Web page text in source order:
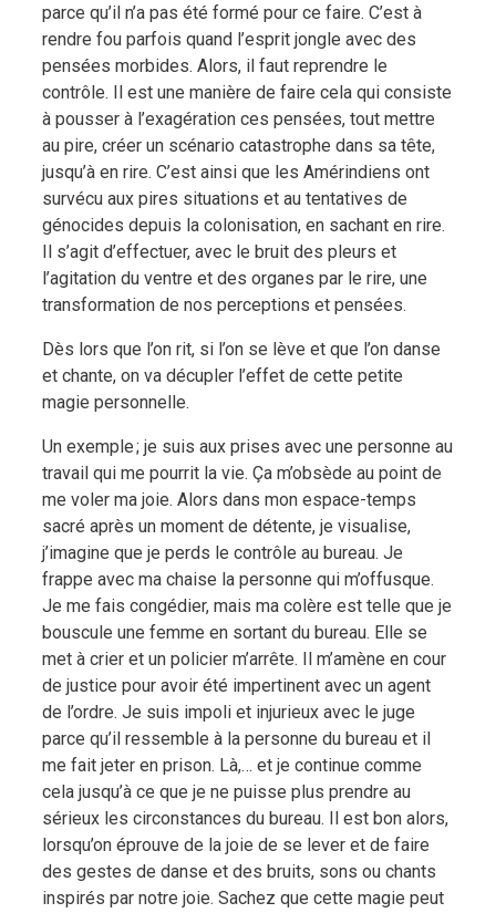
parce qu’il n’a pas été formé pour ce faire. C’est à
rendre fou parfois quand l’esprit jongle avec des
pensées morbides. Alors, il faut reprendre le
contrôle. Il est une manière de faire cela qui consiste
à pousser à l’exagération ces pensées, tout mettre
au pire, créer un scénario catastrophe dans sa tête,
jusqu’à en rire. C’est ainsi que les Amérindiens ont
survécu aux pires situations et au tentatives de
génocides depuis la colonisation, en sachant en rire.
Il s’agit d’effectuer, avec le bruit des pleurs et
l’agitation du ventre et des organes par le rire, une
transformation de nos perceptions et pensées.
Dès lors que l’on rit, si l’on se lève et que l’on danse
et chante, on va décupler l’effet de cette petite
magie personnelle.
Un exemple ; je suis aux prises avec une personne au
travail qui me pourrit la vie. Ça m’obsède au point de
me voler ma joie. Alors dans mon espace-temps
sacré après un moment de détente, je visualise,
j’imagine que je perds le contrôle au bureau. Je
frappe avec ma chaise la personne qui m’offusque.
Je me fais congédier, mais ma colère est telle que je
bouscule une femme en sortant du bureau. Elle se
met à crier et un policier m’arrête. Il m’amène en cour
de justice pour avoir été impertinent avec un agent
de l’ordre. Je suis impoli et injurieux avec le juge
parce qu’il ressemble à la personne du bureau et il
me fait jeter en prison. Là,… et je continue comme
cela jusqu’à ce que je ne puisse plus prendre au
sérieux les circonstances du bureau. Il est bon alors,
lorsqu’on éprouve de la joie de se lever et de faire
des gestes de danse et des bruits, sons ou chants
inspirés par notre joie. Sachez que cette magie peut